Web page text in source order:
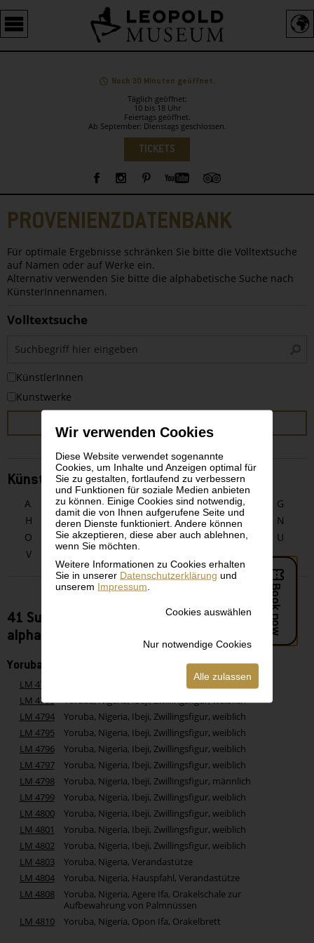
Wir verwenden Cookies
Diese Website verwendet sogenannte
Cookies, um Inhalte und Anzeigen optimal für
Sie zu gestalten, fortlaufend zu verbessern
und Funktionen für soziale Medien anbieten
zu können. Einige Cookies sind notwendig,
damit die von Ihnen aufgerufene Seite und
deren Dienste funktioniert. Andere können
Sie akzeptieren, diese aber auch ablehnen,
wenn Sie möchten.
Weitere Informationen zu Cookies erhalten
Sie in unserer Datenschutzerklärung und
unserem Impressum
Cookies auswählen
Nur notwendige Cookies
Alle zulassen
Barrierefreie
Bedienung
der
Noch 30 Minuten geöffnet.
Täglich geöffnet:
10 bis 18 Uhr
Feiertags geöffnet.
Ab September: Dienstags geschlossen.
TICKETS
Sidebar
PROVENIENZDATENBANK
Für optimale Ergebnisse schränken Sie bitte die Volltextsuche
auf Namen oder auf Werke ein.
Alternativ verwenden Sie bitte die alphabetische Suche nach
KünsterInnennamen.
Volltextsuche
KünstlerInnen
Kunstwerke
KünstlerInnen alphabetisch
A B C D E F
G
H
I J K L M
N
O
P Q R S T
U
V
W X
41 Suchergebnisse zu KünstlerInnen
alphabetisch - Buchstabe Y
Yoruba, Nigeria
LM 4792
Yoruba, Nigeria, Ibeji, Zwillingsfigur, weiblich
LM 4793
Yoruba, Nigeria, Ibeji, Zwillingsfigur, weiblich
LM 4794
Yoruba, Nigeria, Ibeji, Zwillingsfigur, weiblich
LM 4795
Yoruba, Nigeria, Ibeji, Zwillingsfigur, weiblich
LM 4796
Yoruba, Nigeria, Ibeji, Zwillingsfigur, weiblich
LM 4797
Yoruba, Nigeria, Ibeji, Zwillingsfigur, weiblich
LM 4798
Yoruba, Nigeria, Ibeji, Zwillingsfigur, männlich
LM 4799
Yoruba, Nigeria, Ibeji, Zwillingsfigur, weiblich
LM 4800
Yoruba, Nigeria, Ibeji, Zwillingsfigur, weiblich
LM 4801
Yoruba, Nigeria, Ibeji, Zwillingsfigur, weiblich
LM 4802
Yoruba, Nigeria, Ibeji, Zwillingsfigur, weiblich
LM 4803
Yoruba, Nigeria, Verandastütze
LM 4804
Yoruba, Nigeria, Hauspfahl, Verandastütze
LM 4808
Yoruba, Nigeria, Agere Ifa, Orakelschale zur
Aufbewahrung von Palmnüssen
LM 4810
Yoruba, Nigeria, Opon Ifa, Orakelbrett